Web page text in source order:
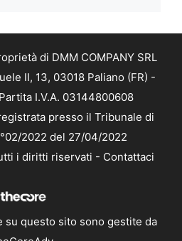
di DMM COMPANY SRL
II, 13, 03018 Paliano (FR) -
I.V.A. 03144800608
presso il Tribunale di
2022 del 27/04/2022
i diritti riservati - Contattaci
su questo sito sono gestite da